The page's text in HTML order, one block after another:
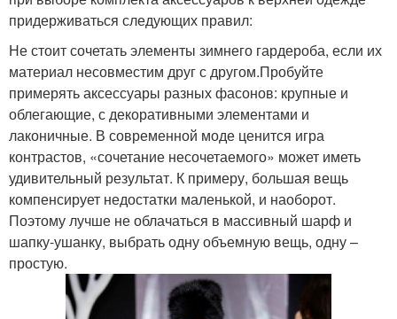
придерживаться следующих правил:
Не стоит сочетать элементы зимнего гардероба, если их
материал несовместим друг с другом.Пробуйте
примерять аксессуары разных фасонов: крупные и
облегающие, с декоративными элементами и
лаконичные. В современной моде ценится игра
контрастов, «сочетание несочетаемого» может иметь
удивительный результат. К примеру, большая вещь
компенсирует недостатки маленькой, и наоборот.
Поэтому лучше не облачаться в массивный шарф и
шапку-ушанку, выбрать одну объемную вещь, одну –
простую.